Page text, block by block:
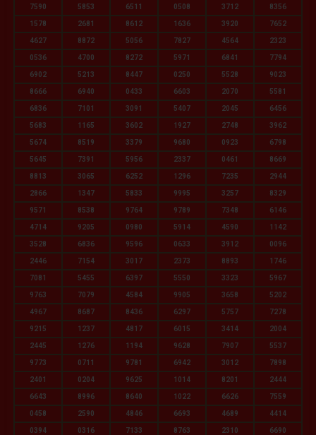
7590 5853 6511 0508 3712 8356
1578 2681 8612 1636 3920 7652
4627 8872 5056 7827 4564 2323
0536 4700 8272 5971 6841 7794
6902 5213 8447 0250 5528 9023
8666 6940 0433 6603 2070 5581
6836 7101 3091 5407 2045 6456
5683 1165 3602 1927 2748 3962
5674 8519 3379 9680 0923 6798
5645 7391 5956 2337 0461 8669
8813 3065 6252 1296 7235 2944
2866 1347 5833 9995 3257 8329
9571 8538 9764 9789 7348 6146
4714 9205 0980 5914 4590 1142
3528 6836 9596 0633 3912 0096
2446 7154 3017 2373 8893 1746
7081 5455 6397 5550 3323 5967
9763 7079 4584 9905 3658 5202
4967 8687 8436 6297 5757 7278
9215 1237 4817 6015 3414 2004
2445 1276 1194 9628 7907 5537
9773 0711 9781 6942 3012 7898
2401 0204 9625 1014 8201 2444
6643 8996 8640 1022 6626 7559
0458 2590 4846 6693 4689 4414
0394 0316 7133 8763 2310 6690